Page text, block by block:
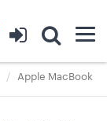
Apple MacBook